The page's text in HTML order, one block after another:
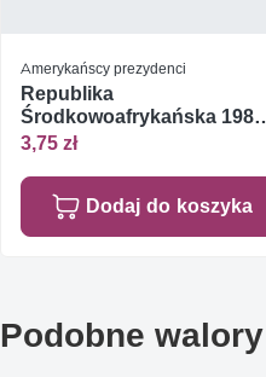
Amerykańscy prezydenci
Republika
Środkowoafrykańska 1988
Mi 1306 Czyste **
3,75 zł
Dodaj do koszyka
Podobne walory